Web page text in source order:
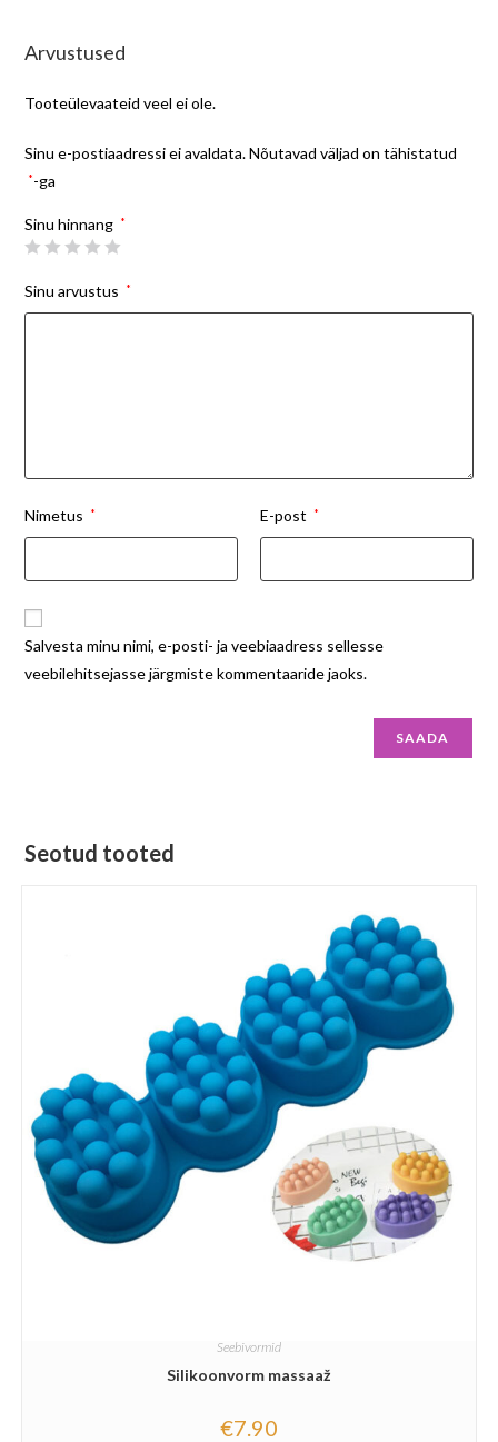
Arvustused
Tooteülevaateid veel ei ole.
Sinu e-postiaadressi ei avaldata. Nõutavad väljad on tähistatud
*-ga
Sinu hinnang *
Sinu arvustus *
Nimetus * E-post *
Salvesta minu nimi, e-posti- ja veebiaadress sellesse
veebilehitsejasse järgmiste kommentaaride jaoks.
Seotud tooted
Seebivormid
Silikoonvorm massaaž
€7.90